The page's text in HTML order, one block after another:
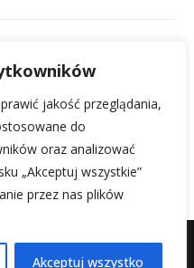
jakość przeglądania,
do
oraz analizować
„Akceptuj wszystkie”
przez nas plików
Akceptuj wszystko
zagra?
z nami